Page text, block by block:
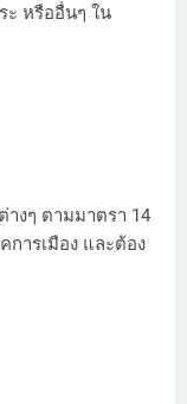
หรืออื่นๆ ใน
งๆ ตามมาตรา 14
การเมือง และต้อง